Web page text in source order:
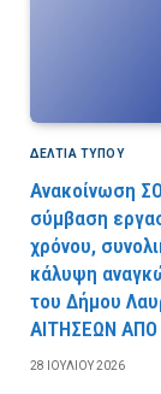
ΔΕΛΤΙΑ ΤΥΠΟΥ
Ανακοίνωση
σύμβαση
χρόνου,
κάλυψη
του Δήμου
AITHΣEΩN
28 ΙΟΥΛΊΟΥ 2026